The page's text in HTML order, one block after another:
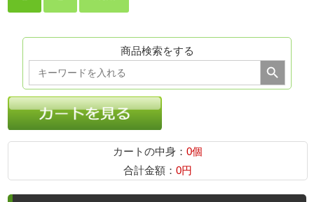
商品検索をする
Search
for:
Search Button
カートの中身： 0個
合計金額： 0円